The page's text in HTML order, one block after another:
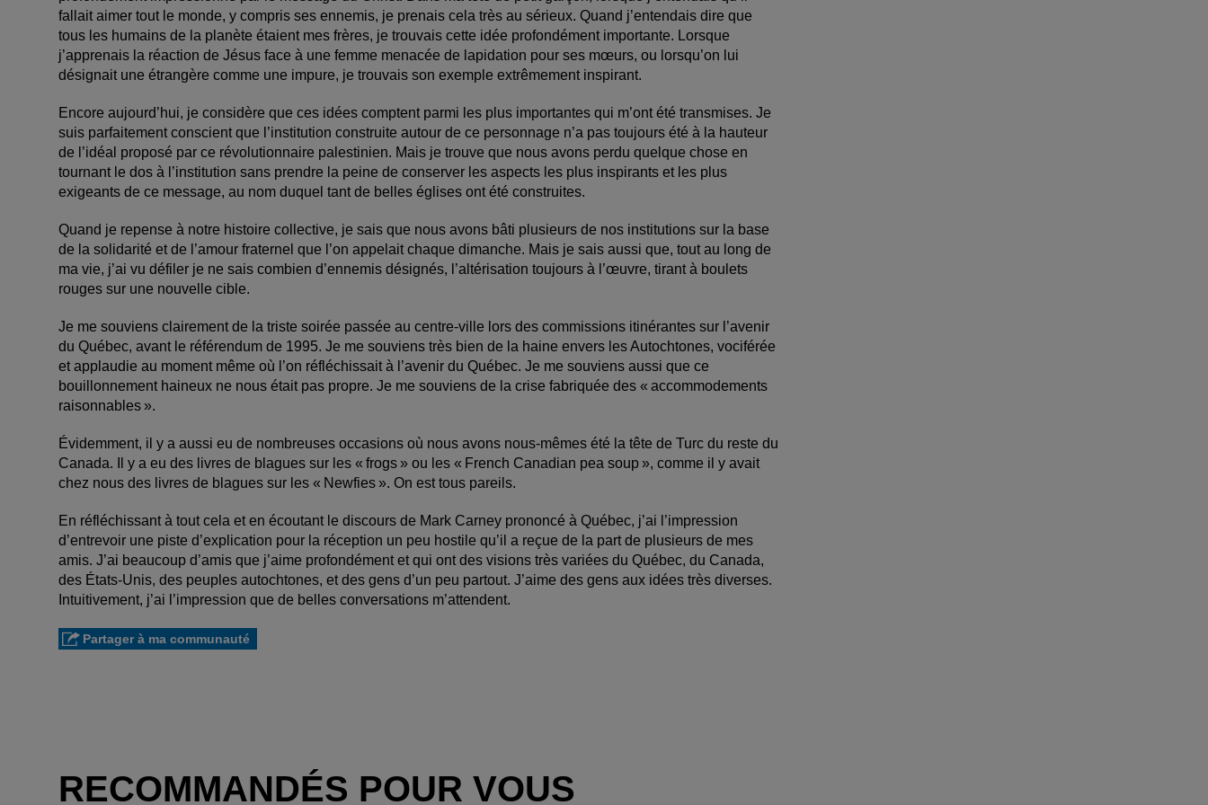
fallait aimer tout le monde, y compris ses ennemis, je prenais cela très au sérieux. Quand j’entendais dire que
tous les humains de la planète étaient mes frères, je trouvais cette idée profondément importante. Lorsque
j’apprenais la réaction de ­Jésus face à une femme menacée de lapidation pour ses mœurs, ou lorsqu’on lui
désignait une étrangère comme une impure, je trouvais son exemple extrêmement inspirant.
Encore aujourd’hui, je considère que ces idées comptent parmi les plus importantes qui m’ont été transmises. Je
suis parfaitement conscient que l’institution construite autour de ce personnage n’a pas toujours été à la hauteur
de l’idéal proposé par ce révolutionnaire palestinien. Mais je trouve que nous avons perdu quelque chose en
tournant le dos à l’institution sans prendre la peine de conserver les aspects les plus inspirants et les plus
exigeants de ce message, au nom duquel tant de belles églises ont été construites.
Quand je repense à notre histoire collective, je sais que nous avons bâti plusieurs de nos institutions sur la base
de la solidarité et de l’amour fraternel que l’on appelait chaque dimanche. Mais je sais aussi que, tout au long de
ma vie, j’ai vu défiler je ne sais combien d’ennemis désignés, l’altérisation toujours à l’œuvre, tirant à boulets
rouges sur une nouvelle cible.
Je me souviens clairement de la triste soirée passée au ­centre-ville lors des commissions itinérantes sur l’avenir
du ­Québec, avant le référendum de 1995. Je me souviens très bien de la haine envers les ­Autochtones, vociférée
et applaudie au moment même où l’on réfléchissait à l’avenir du ­Québec. Je me souviens aussi que ce
bouillonnement haineux ne nous était pas propre. Je me souviens de la crise fabriquée des « accommodements
raisonnables ».
Évidemment, il y a aussi eu de nombreuses occasions où nous avons ­nous-mêmes été la tête de ­Turc du reste du
­Canada. Il y a eu des livres de blagues sur les « frogs » ou les « ­French ­Canadian pea soup », comme il y avait
chez nous des livres de blagues sur les « ­Newfies ». On est tous pareils.
En réfléchissant à tout cela et en écoutant le discours de ­Mark ­Carney prononcé à ­Québec, j’ai l’impression
d’entrevoir une piste d’explication pour la réception un peu hostile qu’il a reçue de la part de plusieurs de mes
amis. J’ai beaucoup d’amis que j’aime profondément et qui ont des visions très variées du ­Québec, du ­Canada,
des ­États-Unis, des peuples autochtones, et des gens d’un peu partout. J’aime des gens aux idées très diverses.
Intuitivement, j’ai l’impression que de belles conversations m’attendent.
Partager à ma communauté
RECOMMANDÉS POUR VOUS